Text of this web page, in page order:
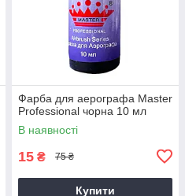
Фарба для аерографа Master
Professional чорна 10 мл
В наявності
15 ₴ 75 ₴
Купити